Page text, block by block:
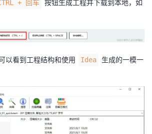
+ 回车
按钮生成工程并下载到本地，如
以看到工程结构和使用 Idea
生成的一模一